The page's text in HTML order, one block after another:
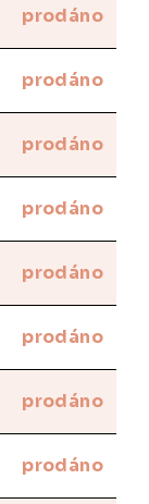
prodáno
prodáno
prodáno
prodáno
prodáno
prodáno
prodáno
prodáno